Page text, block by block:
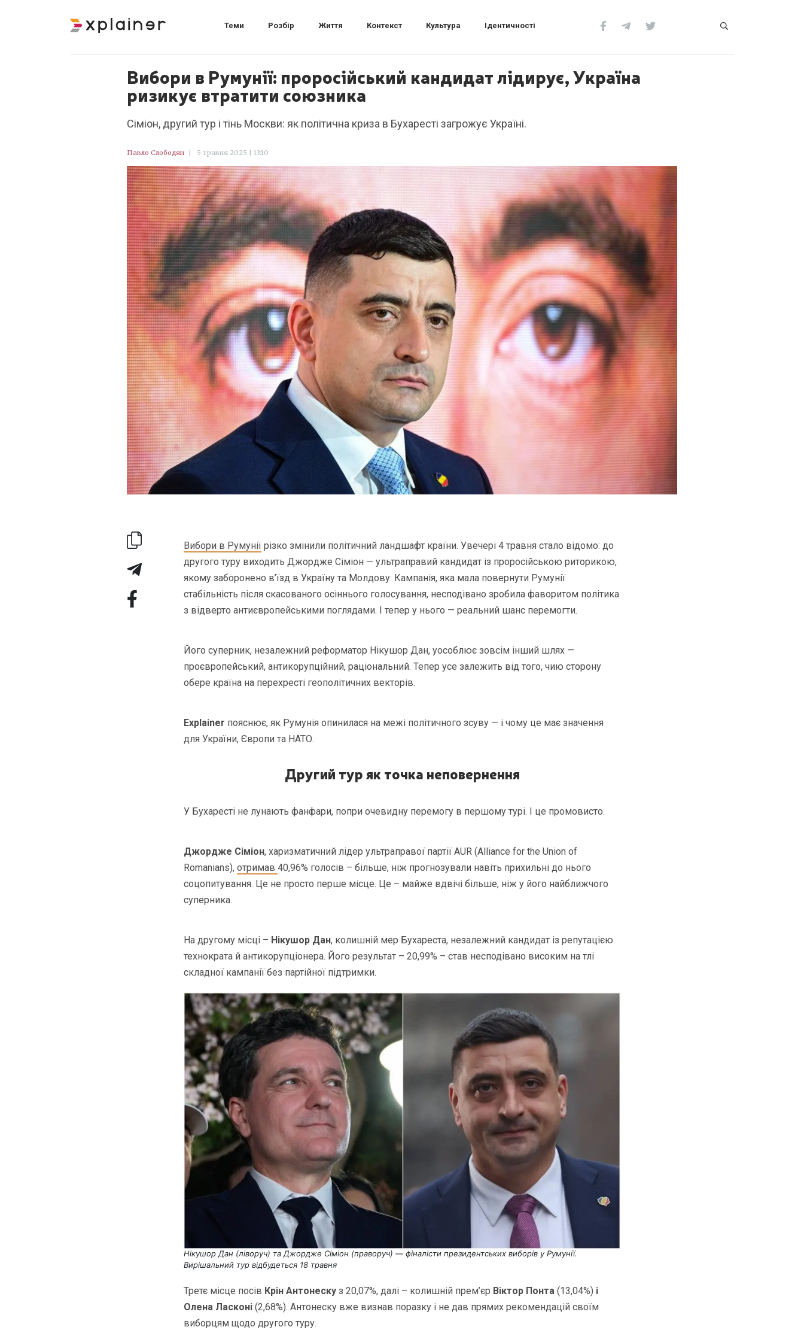
Теми Розбір Життя Контекст Культура Ідентичності
Вибори в Румунії: проросійський кандидат лідирує, Україна
ризикує втратити союзника
Сіміон, другий тур і тінь Москви: як політична криза в Бухаресті загрожує Україні.
Павло Слободян 5 травня 2025 | 13:10
Вибори в Румунії різко змінили політичний ландшафт країни. Увечері 4 травня стало відомо: до
другого туру виходить Джордже Сіміон — ультраправий кандидат із проросійською риторикою,
якому заборонено в’їзд в Україну та Молдову. Кампанія, яка мала повернути Румунії
стабільність після скасованого осіннього голосування, несподівано зробила фаворитом політика
з відверто антиєвропейськими поглядами. І тепер у нього — реальний шанс перемогти.
Його суперник, незалежний реформатор Нікушор Дан, уособлює зовсім інший шлях —
проєвропейський, антикорупційний, раціональний. Тепер усе залежить від того, чию сторону
обере країна на перехресті геополітичних векторів.
Explainer пояснює, як Румунія опинилася на межі політичного зсуву — і чому це має значення
для України, Європи та НАТО.
Другий тур як точка неповернення
У Бухаресті не лунають фанфари, попри очевидну перемогу в першому турі. І це промовисто.
Джордже Сіміон, харизматичний лідер ультраправої партії AUR (Alliance for the Union of
Romanians), отримав 40,96% голосів – більше, ніж прогнозували навіть прихильні до нього
соцопитування. Це не просто перше місце. Це – майже вдвічі більше, ніж у його найближчого
суперника.
На другому місці – Нікушор Дан, колишній мер Бухареста, незалежний кандидат із репутацією
технократа й антикорупціонера. Його результат – 20,99% – став несподівано високим на тлі
складної кампанії без партійної підтримки.
Нікушор Дан (ліворуч) та Джордже Сіміон (праворуч) — фіналісти президентських виборів у Румунії.
Вирішальний тур відбудеться 18 травня
Третє місце посів Крін Антонеску з 20,07%, далі – колишній прем’єр Віктор Понта (13,04%) і
Олена Ласконі (2,68%). Антонеску вже визнав поразку і не дав прямих рекомендацій своїм
виборцям щодо другого туру.